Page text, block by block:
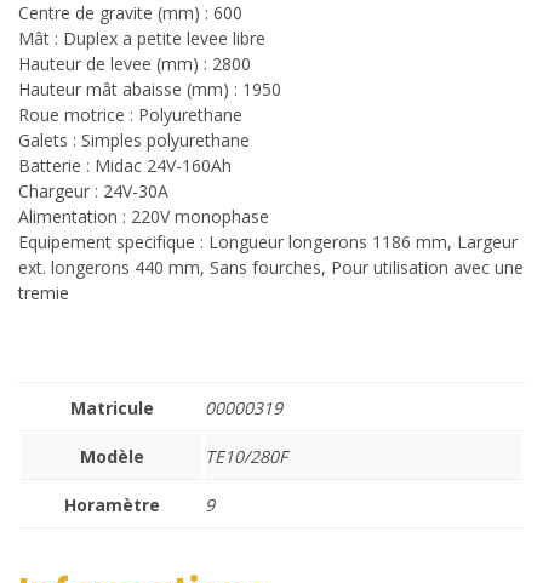
Centre de gravite (mm) : 600
Mât : Duplex a petite levee libre
Hauteur de levee (mm) : 2800
Hauteur mât abaisse (mm) : 1950
Roue motrice : Polyurethane
Galets : Simples polyurethane
Batterie : Midac 24V-160Ah
Chargeur : 24V-30A
Alimentation : 220V monophase
Equipement specifique : Longueur longerons 1186 mm, Largeur
ext. longerons 440 mm, Sans fourches, Pour utilisation avec une
tremie
Matricule 00000319
Modèle TE10/280F
Horamètre 9